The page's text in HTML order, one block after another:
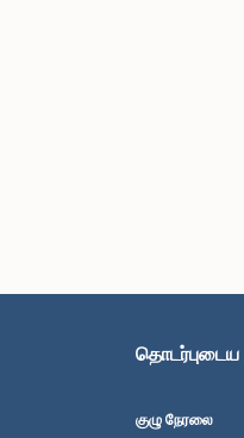
குழு நேரலை